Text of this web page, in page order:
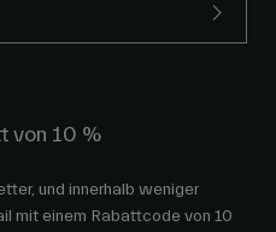
von 10 %
und innerhalb weniger
mit einem Rabattcode von 10